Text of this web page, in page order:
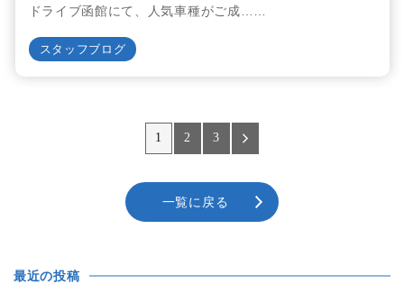
ドライブ函館にて、人気車種がご成……
スタッフブログ
1 2 3
一覧に戻る
最近の投稿